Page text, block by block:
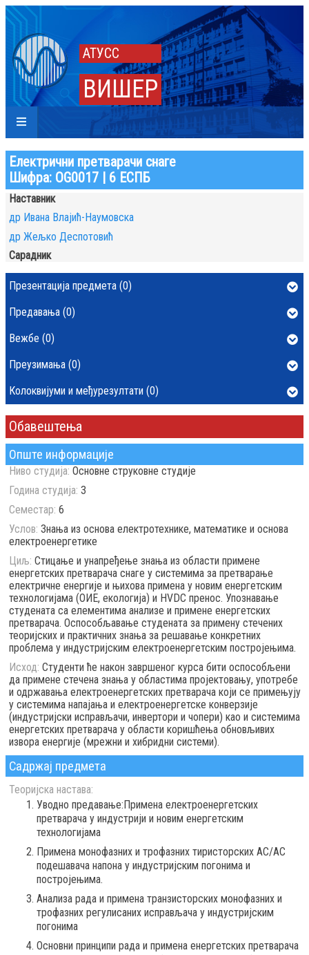
АТУСС
ВИШЕР
Електрични претварачи снаге
Шифра: OG0017 | 6 ЕСПБ
Опште информације
Ниво студија: Основне струковне студије
Година студија: 3
Семестар: 6
Услов: Знања из основа електротехнике, математике и основа
електроенергетике
Циљ: Стицање и унапређење знања из области примене
енергетских претварача снаге у системима за претварање
електричне енергије и њихова примена у новим енергетским
технологијама (ОИЕ, екологија) и HVDC пренос. Упознавање
студената са елементима анализе и примене енергетских
претварача. Оспособљавање студената за примену стечених
теоријских и практичних знања за решавање конкретних
проблема у индустријским електроенергетским постројењима.
Исход: Студенти ће након завршеног курса бити оспособљени
да примене стечена знања у областима пројектовању, употребе
и одржавања електроенергетских претварача који се примењују
у системима напајања и електроенергетске конверзије
(индустријски исправљачи, инвертори и чопери) као и системима
енергетских претварача у области коришћења обновљивих
извора енергије (мрежни и хибридни системи).
Садржај предмета
Теоријска настава:
Уводно предавање:Примена електроенергетских
претварача у индустрији и новим енергетским
технологијама
Примена монофазних и трофазних тиристорских AC/AC
подешавача напона у индустријским погонима и
постројењима.
Анализа рада и примена транзисторских монофазних и
трофазних регулисаних исправљача у индустријским
погонима
Основни принципи рада и примена енергетских претварача
Наставник
др Ивана Влајић-Наумовска
др Жељко Деспотовић
Сарадник
Презентација предмета (0)
Предавања (0)
Вежбе (0)
Преузимања (0)
Колоквијуми и међурезултати (0)
Обавештења